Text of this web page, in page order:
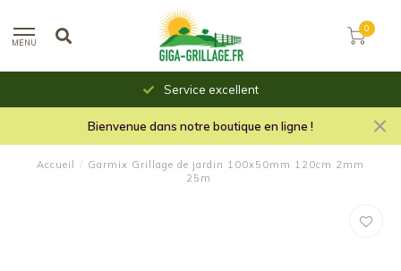
MENU
0
Service excellent
Bienvenue dans notre boutique en ligne !
Accueil / Garmix Grillage de jardin 100x50mm 120cm 2mm
25m